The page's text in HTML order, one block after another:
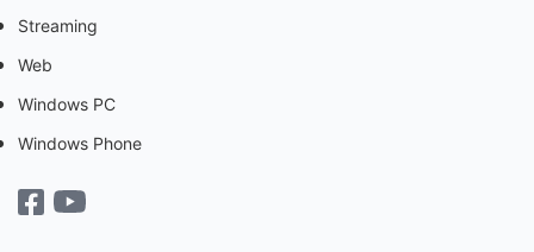
Streaming
Web
Windows PC
Windows Phone